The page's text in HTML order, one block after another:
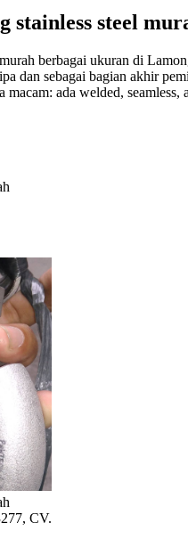
steel
berbagai ukuran di
dan sebagai bagian akhir
macam: ada welded,
CV.